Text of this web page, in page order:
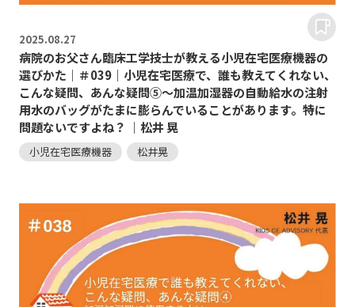
2025.08.27
病院のお父さん臨床工学技士が教える小児在宅医療機器の
選びかた｜＃039｜小児在宅医療で、誰も教えてくれない、
こんな疑問、あんな疑問⑤～加温加湿器の自動給水の注射
用水のバッグがたまに膨らんでいることがあります。特に
問題ないですよね？ ｜松井 晃
小児在宅医療機器 松井晃